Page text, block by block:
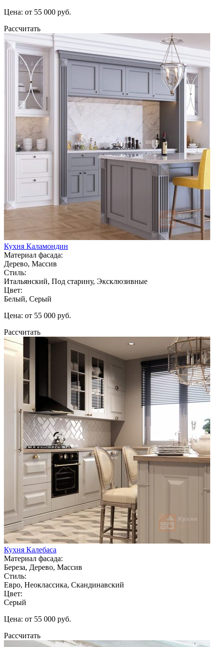
Цена: от 55 000 руб.
Рассчитать
Кухня Каламондин
Материал фасада:
Дерево, Массив
Стиль:
Итальянский, Под старину, Эксклюзивные
Цвет:
Белый, Серый
Цена: от 55 000 руб.
Рассчитать
Кухня Калебаса
Материал фасада:
Береза, Дерево, Массив
Стиль:
Евро, Неоклассика, Скандинавский
Цвет:
Серый
Цена: от 55 000 руб.
Рассчитать